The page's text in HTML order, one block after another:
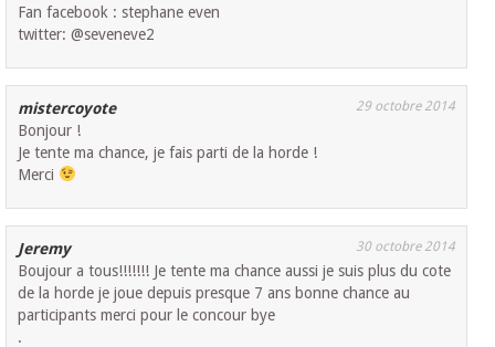
Fan facebook : stephane even
twitter: @seveneve2
mistercoyote 29 octobre 2014
Bonjour !
Je tente ma chance, je fais parti de la horde !
Merci
Jeremy 30 octobre 2014
Boujour a tous!!!!!!! Je tente ma chance aussi je suis plus du cote
de la horde je joue depuis presque 7 ans bonne chance au
participants merci pour le concour bye
.